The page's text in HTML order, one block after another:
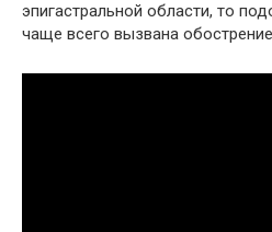
эпигастральной области, то
чаще всего вызвана